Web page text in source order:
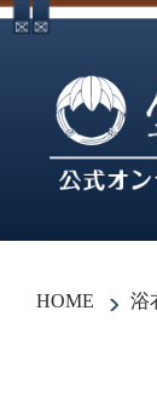
HOME 浴